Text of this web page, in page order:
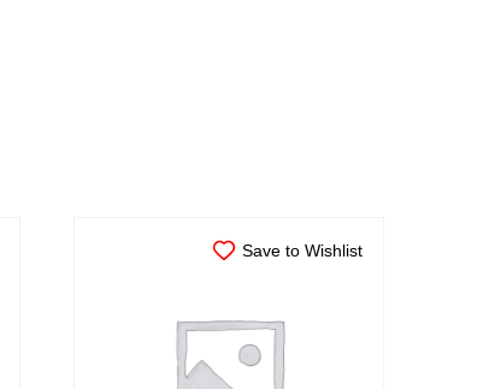
Save to Wishlist